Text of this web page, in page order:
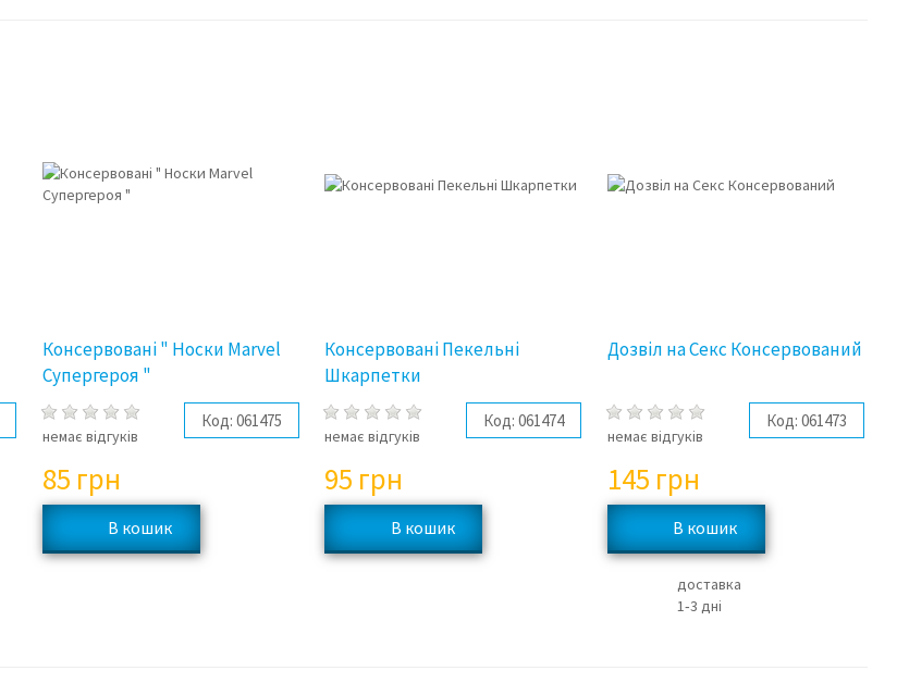
Консервовані " Носки Marvel
Супергероя "
немає відгуків
Код: 061475
85 грн
Консервовані Пекельні
Шкарпетки
немає відгуків
Код: 061474
95 грн
Дозвіл на Секс Консервований
немає відгуків
Код: 061473
145 грн
доставка
1‑3 дні